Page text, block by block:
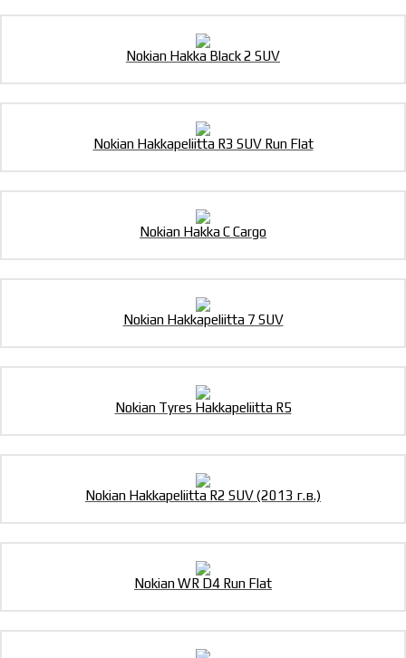
Nokian Hakka Black 2 SUV
Nokian Hakkapeliitta R3 SUV Run Flat
Nokian Hakka C Cargo
Nokian Hakkapeliitta 7 SUV
Nokian Tyres Hakkapeliitta R5
Nokian Hakkapeliitta R2 SUV (2013 г.в.)
Nokian WR D4 Run Flat